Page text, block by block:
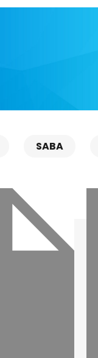
SABA